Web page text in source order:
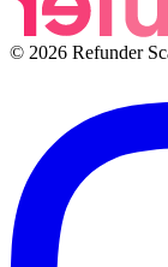
© 2026 Refunder